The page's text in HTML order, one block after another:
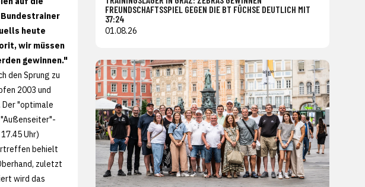
heute
wir müssen
gewinnen."
den Sprung zu
2003 und
"optimale
Uhr)
behielt
zuletzt
wird das
FREUNDSCHAFTSSPIEL GEGEN DIE BT FÜCHSE DEUTLICH MIT
37:24
01.08.26